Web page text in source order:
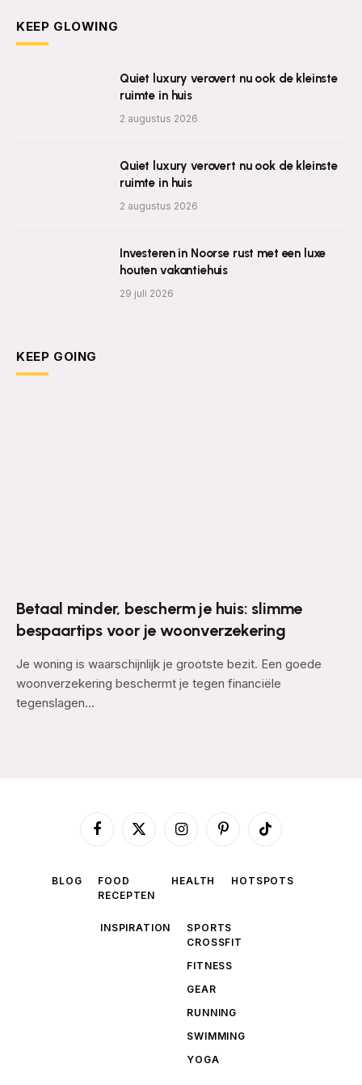
KEEP GLOWING
Quiet luxury verovert nu ook de kleinste
ruimte in huis
2 augustus 2026
Quiet luxury verovert nu ook de kleinste
ruimte in huis
2 augustus 2026
Investeren in Noorse rust met een luxe
houten vakantiehuis
29 juli 2026
KEEP GOING
Betaal minder, bescherm je huis: slimme
bespaartips voor je woonverzekering
Je woning is waarschijnlijk je grootste bezit. Een goede
woonverzekering beschermt je tegen financiële
tegenslagen…
Facebook
X
InstagramPinterestTikTok
BLOG
FOOD
RECEPTEN
HEALTH HOTSPOTS
INSPIRATION
SPORTS
CROSSFIT
FITNESS
GEAR
RUNNING
SWIMMING
YOGA